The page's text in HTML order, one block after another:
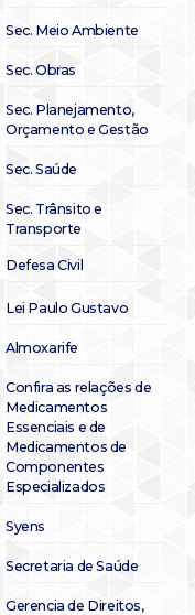
Sec. Meio Ambiente
Sec. Obras
Sec. Planejamento,
Orçamento e Gestão
Sec. Saúde
Sec. Trânsito e
Transporte
Defesa Civil
Lei Paulo Gustavo
Almoxarife
Confira as relações de
Medicamentos
Essenciais e de
Medicamentos de
Componentes
Especializados
Syens
Secretaria de Saúde
Gerencia de Direitos,